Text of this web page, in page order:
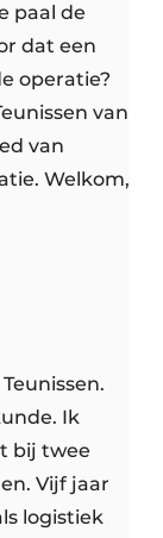
paal de
dat een
operatie?
van
van
Welkom,
Ik
bij twee
Vijf jaar
logistiek